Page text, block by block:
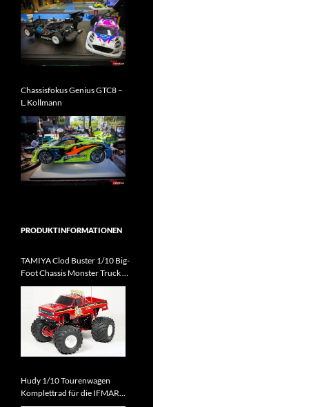
Chassisfokus Genius GTC8 –
L.Kollmann
PRODUKTINFORMATIONEN
TAMIYA Clod Buster 1/10 Big-
Foot Chassis Monster Truck Kit
kommt
Hudy 1/10 Tourenwagen
Komplettrad für die IFMAR